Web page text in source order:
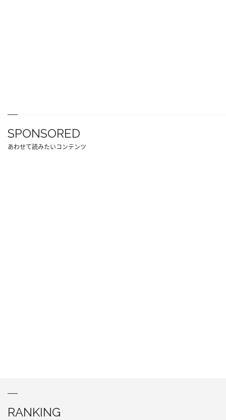
SPONSORED
あわせて読みたいコンテンツ
RANKING